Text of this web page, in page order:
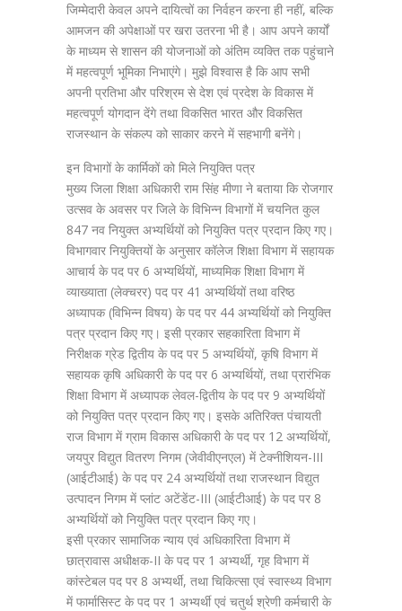
जिम्मेदारी केवल अपने दायित्वों का निर्वहन करना ही नहीं, बल्कि
आमजन की अपेक्षाओं पर खरा उतरना भी है। आप अपने कार्यों
के माध्यम से शासन की योजनाओं को अंतिम व्यक्ति तक पहुंचाने
में महत्वपूर्ण भूमिका निभाएंगे। मुझे विश्वास है कि आप सभी
अपनी प्रतिभा और परिश्रम से देश एवं प्रदेश के विकास में
महत्वपूर्ण योगदान देंगे तथा विकसित भारत और विकसित
राजस्थान के संकल्प को साकार करने में सहभागी बनेंगे।
इन विभागों के कार्मिकों को मिले नियुक्ति पत्र
मुख्य जिला शिक्षा अधिकारी राम सिंह मीणा ने बताया कि रोजगार
उत्सव के अवसर पर जिले के विभिन्न विभागों में चयनित कुल
847 नव नियुक्त अभ्यर्थियों को नियुक्ति पत्र प्रदान किए गए।
विभागवार नियुक्तियों के अनुसार कॉलेज शिक्षा विभाग में सहायक
आचार्य के पद पर 6 अभ्यर्थियों, माध्यमिक शिक्षा विभाग में
व्याख्याता (लेक्चरर) पद पर 41 अभ्यर्थियों तथा वरिष्ठ
अध्यापक (विभिन्न विषय) के पद पर 44 अभ्यर्थियों को नियुक्ति
पत्र प्रदान किए गए। इसी प्रकार सहकारिता विभाग में
निरीक्षक ग्रेड द्वितीय के पद पर 5 अभ्यर्थियों, कृषि विभाग में
सहायक कृषि अधिकारी के पद पर 6 अभ्यर्थियों, तथा प्रारंभिक
शिक्षा विभाग में अध्यापक लेवल-द्वितीय के पद पर 9 अभ्यर्थियों
को नियुक्ति पत्र प्रदान किए गए। इसके अतिरिक्त पंचायती
राज विभाग में ग्राम विकास अधिकारी के पद पर 12 अभ्यर्थियों,
जयपुर विद्युत वितरण निगम (जेवीवीएनएल) में टेक्नीशियन-III
(आईटीआई) के पद पर 24 अभ्यर्थियों तथा राजस्थान विद्युत
उत्पादन निगम में प्लांट अटेंडेंट-III (आईटीआई) के पद पर 8
अभ्यर्थियों को नियुक्ति पत्र प्रदान किए गए।
इसी प्रकार सामाजिक न्याय एवं अधिकारिता विभाग में
छात्रावास अधीक्षक-II के पद पर 1 अभ्यर्थी, गृह विभाग में
कांस्टेबल पद पर 8 अभ्यर्थी, तथा चिकित्सा एवं स्वास्थ्य विभाग
में फार्मासिस्ट के पद पर 1 अभ्यर्थी एवं चतुर्थ श्रेणी कर्मचारी के